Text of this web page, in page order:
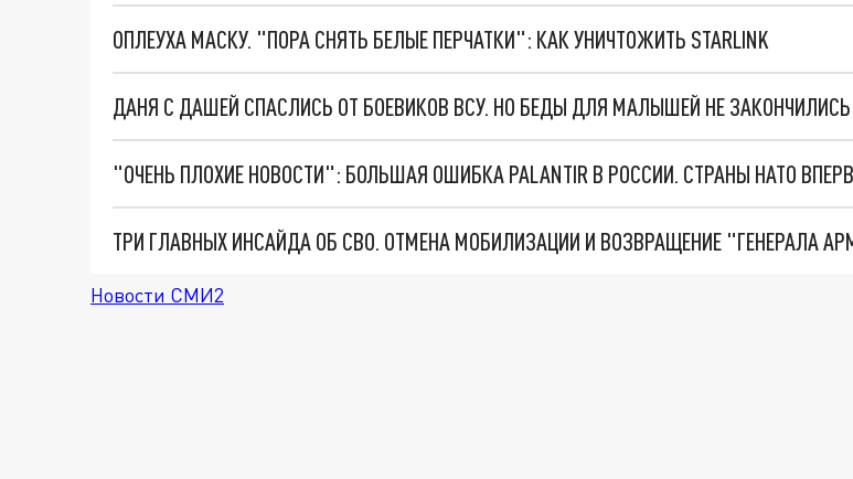
ОПЛЕУХА МАСКУ. "ПОРА СНЯТЬ БЕЛЫЕ ПЕРЧАТКИ": КАК УНИЧТОЖИТЬ STARLINK
ДАНЯ С ДАШЕЙ СПАСЛИСЬ ОТ БОЕВИКОВ ВСУ. НО БЕДЫ ДЛЯ МАЛЫШЕЙ НЕ ЗАКОНЧИЛИСЬ
Новости СМИ2